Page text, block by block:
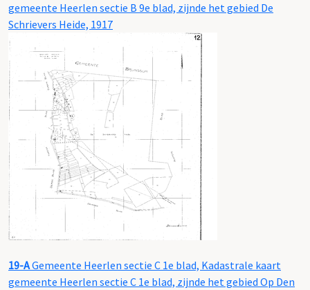
gemeente Heerlen sectie B 9e blad, zijnde het gebied De
Schrievers Heide, 1917
19-AGemeente Heerlen sectie C 1e blad, Kadastrale kaart
gemeente Heerlen sectie C 1e blad, zijnde het gebied Op Den